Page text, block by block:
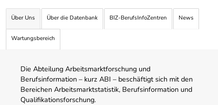
Über Uns Über die Datenbank BIZ-BerufsInfoZentren News
Wartungsbereich
Die Abteilung Arbeitsmarktforschung und
Berufsinformation – kurz ABI – beschäftigt sich mit den
Bereichen Arbeitsmarktstatistik, Berufsinformation und
Qualifikationsforschung.